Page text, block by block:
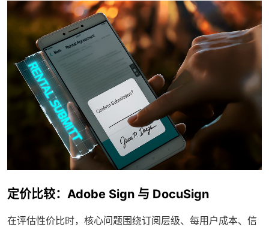
定价比较：Adobe Sign 与 DocuSign
在评估性价比时，核心问题围绕订阅层级、每用户成本、信